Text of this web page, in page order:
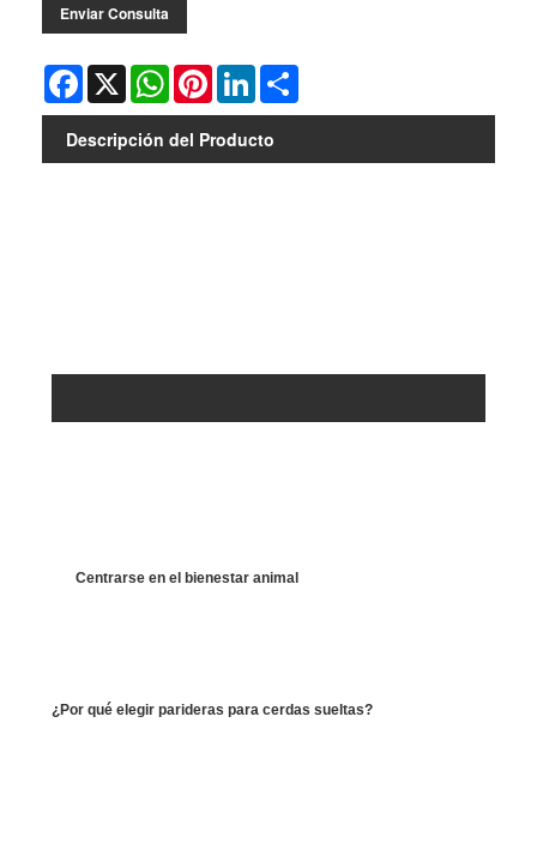
Enviar Consulta
Facebook
X WhatsAppPinterestLinkedIn
Descripción del Producto
Centrarse en el bienestar animal
¿Por qué elegir parideras para cerdas sueltas?